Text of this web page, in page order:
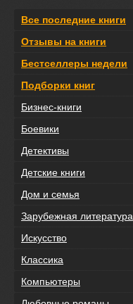
Все последние книги
Отзывы на книги
Бестселлеры недели
Подборки книг
Бизнес-книги
Боевики
Детективы
Детские книги
Дом и семья
Зарубежная литература
Искусство
Классика
Компьютеры